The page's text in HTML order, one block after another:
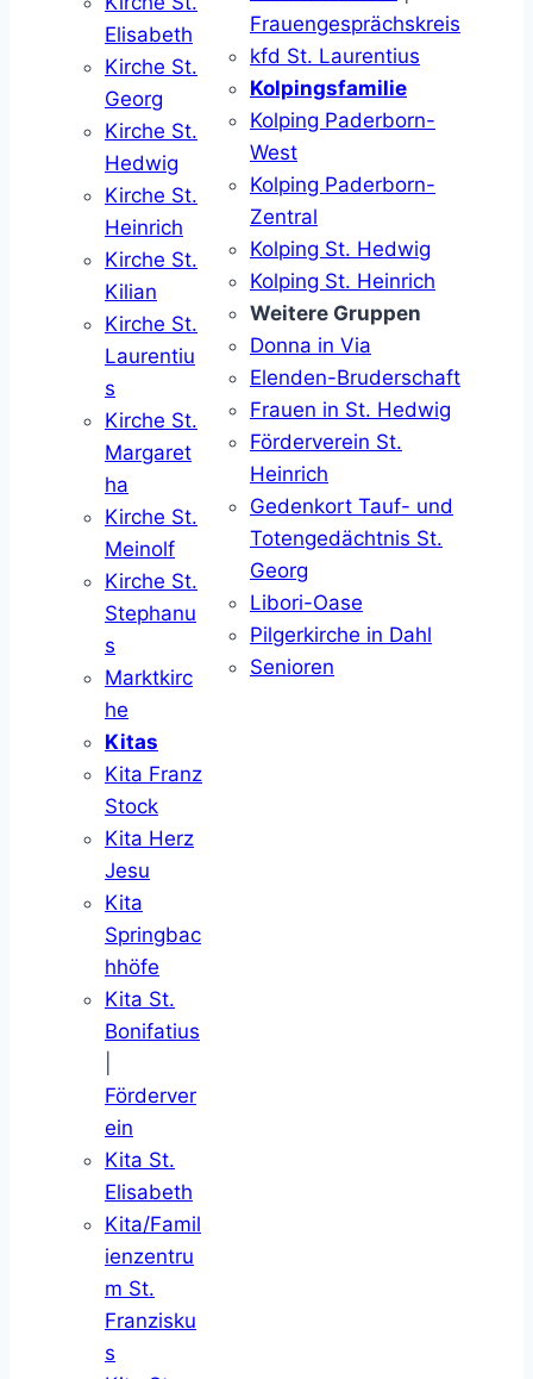
Elisabeth
Kirche St.
Georg
Kirche St.
Hedwig
Kirche St.
Heinrich
Kirche St.
Kilian
Kirche St.
Laurentiu
s
Kirche St.
Margaret
ha
Kirche St.
Meinolf
Kirche St.
Stephanu
s
Marktkirc
he
Kitas
Kita Franz
Stock
Kita Herz
Jesu
Kita
Springbac
hhöfe
Kita St.
Bonifatius
Förderver
ein
Kita St.
Elisabeth
Kita/Famil
ienzentru
m St.
Franzisku
s
Frauengesprächskreis
kfd St. Laurentius
Kolpingsfamilie
Kolping Paderborn-
West
Kolping Paderborn-
Zentral
Kolping St. Hedwig
Kolping St. Heinrich
Weitere Gruppen
Donna in Via
Elenden-Bruderschaft
Frauen in St. Hedwig
Förderverein St.
Heinrich
Gedenkort Tauf- und
Totengedächtnis St.
Georg
Libori-Oase
Pilgerkirche in Dahl
Senioren